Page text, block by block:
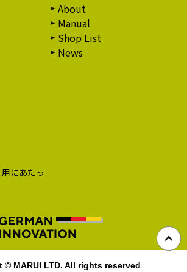
About
Manual
Shop List
News
にあたっ
© MARUI LTD. All rights reserved